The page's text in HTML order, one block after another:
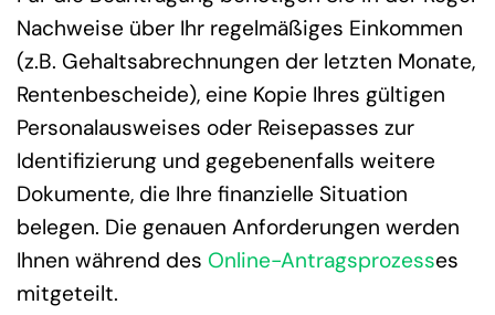
Nachweise über Ihr regelmäßiges Einkommen
(z.B. Gehaltsabrechnungen der letzten Monate,
Rentenbescheide), eine Kopie Ihres gültigen
Personalausweises oder Reisepasses zur
Identifizierung und gegebenenfalls weitere
Dokumente, die Ihre finanzielle Situation
belegen. Die genauen Anforderungen werden
Ihnen während des Online-Antragsprozesses
mitgeteilt.